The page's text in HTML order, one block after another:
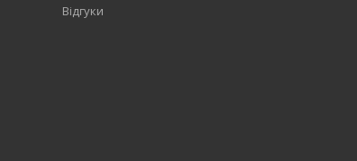
Відгуки